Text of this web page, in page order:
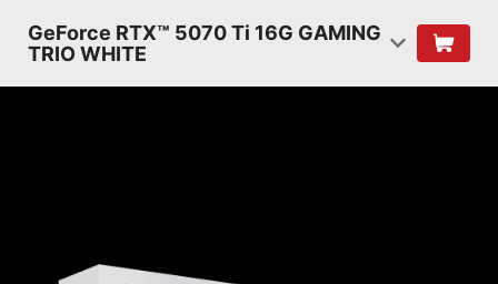
GeForce RTX™ 5070 Ti 16G GAMING
TRIO WHITE